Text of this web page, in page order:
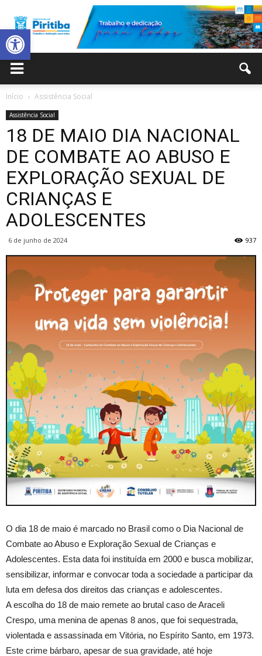
Abrir a barra de ferramentas
Municipal
de
Início Assistência Social
Assistência Social
18 DE MAIO DIA NACIONAL
DE COMBATE AO ABUSO E
EXPLORAÇÃO SEXUAL DE
CRIANÇAS E
ADOLESCENTES
6 de junho de 2024 937
O dia 18 de maio é marcado no Brasil como o Dia Nacional de
Combate ao Abuso e Exploração Sexual de Crianças e
Adolescentes. Esta data foi instituída em 2000 e busca mobilizar,
sensibilizar, informar e convocar toda a sociedade a participar da
luta em defesa dos direitos das crianças e adolescentes.
A escolha do 18 de maio remete ao brutal caso de Araceli
Crespo, uma menina de apenas 8 anos, que foi sequestrada,
violentada e assassinada em Vitória, no Espírito Santo, em 1973.
Este crime bárbaro, apesar de sua gravidade, até hoje